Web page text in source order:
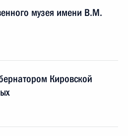
музея имени В.М.
Кировской